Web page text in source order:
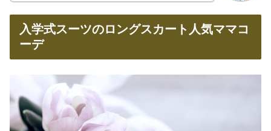
入学式スーツのロングスカート人気ママコ
ーデ